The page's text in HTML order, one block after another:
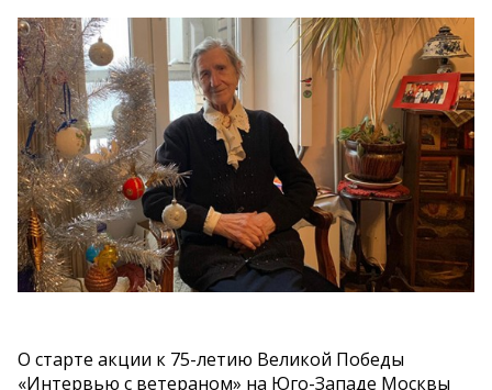
О старте акции к 75-летию Великой Победы
«Интервью с ветераном» на Юго-Западе Москвы